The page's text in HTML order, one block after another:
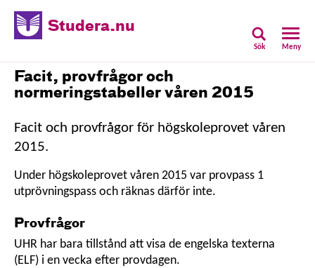
Studera.nu
Sök Meny
Facit, provfrågor och
normeringstabeller våren 2015
Facit och provfrågor för högskoleprovet våren
2015.
Under högskoleprovet våren 2015 var provpass 1
utprövningspass och räknas därför inte.
Provfrågor
UHR har bara tillstånd att visa de engelska texterna
(ELF) i en vecka efter provdagen.